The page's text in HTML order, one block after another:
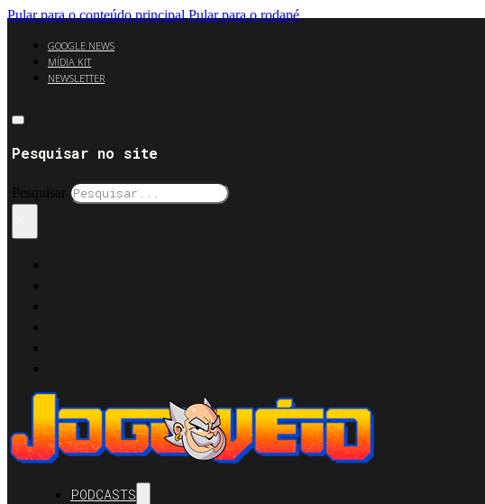
Pular para o conteúdo principal Pular para o rodapé
GOOGLE NEWS
MÍDIA KIT
NEWSLETTER
Pesquisar no site
Pesquisar
PODCASTS